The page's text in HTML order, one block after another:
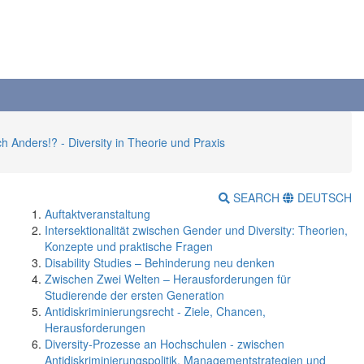
Anders!? - Diversity in Theorie und Praxis
SEARCH
DEUTSCH
Auftaktveranstaltung
Intersektionalität zwischen Gender und Diversity: Theorien,
Konzepte und praktische Fragen
Disability Studies – Behinderung neu denken
Zwischen Zwei Welten – Herausforderungen für
Studierende der ersten Generation
Antidiskriminierungsrecht - Ziele, Chancen,
Herausforderungen
Diversity-Prozesse an Hochschulen - zwischen
Antidiskriminierungspolitik, Managementstrategien und